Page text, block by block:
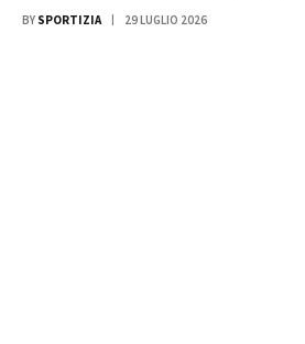
BY SPORTIZIA 29 LUGLIO 2026